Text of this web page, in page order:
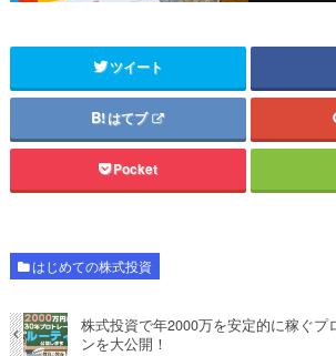
ツイート
はてブ
Pocket
はじめての株式投資
株式投資で年2000万を安定的に稼ぐプ
ンを大公開！